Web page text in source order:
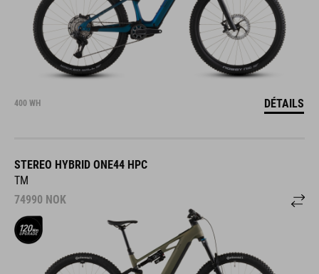
400 WH DÉTAILS
STEREO HYBRID ONE44 HPC
TM
74990 NOK